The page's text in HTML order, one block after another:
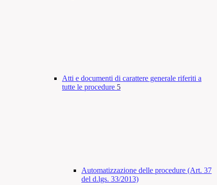
Atti e documenti di carattere generale riferiti a
tutte le procedure 5
Automatizzazione delle procedure (Art. 37
del d.lgs. 33/2013)